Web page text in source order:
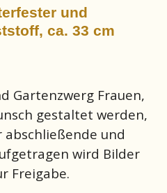
und
ca. 33 cm
Gartenzwerg Frauen,
gestaltet werden,
und
wird Bilder
Freigabe.